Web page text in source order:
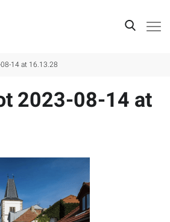
14 at 16.13.28
2023-08-14 at